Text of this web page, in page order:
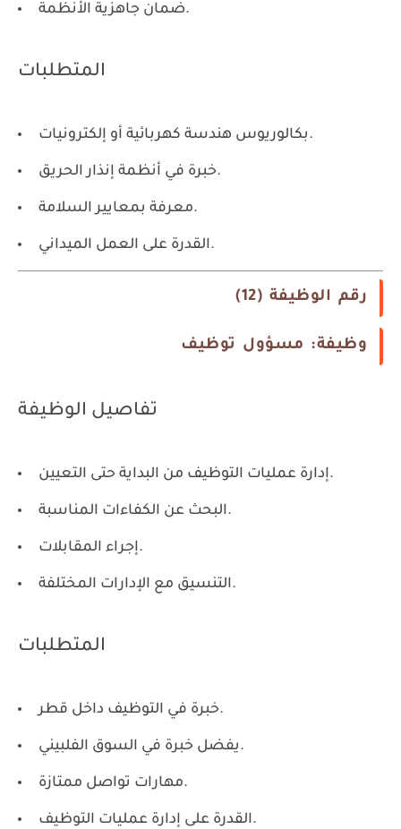
ضمان جاهزية الأنظمة.
المتطلبات
بكالوريوس هندسة كهربائية أو إلكترونيات.
خبرة في أنظمة إنذار الحريق.
معرفة بمعايير السلامة.
القدرة على العمل الميداني.
رقم الوظيفة (12)
وظيفة: مسؤول توظيف
تفاصيل الوظيفة
إدارة عمليات التوظيف من البداية حتى التعيين.
البحث عن الكفاءات المناسبة.
إجراء المقابلات.
التنسيق مع الإدارات المختلفة.
المتطلبات
خبرة في التوظيف داخل قطر.
يفضل خبرة في السوق الفلبيني.
مهارات تواصل ممتازة.
القدرة على إدارة عمليات التوظيف.